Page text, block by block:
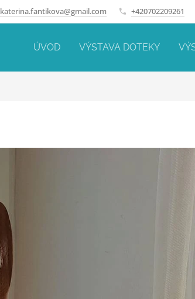
katerina.fantikova@gmail.com +420702209261
ÚVOD VÝSTAVA DOTEKY